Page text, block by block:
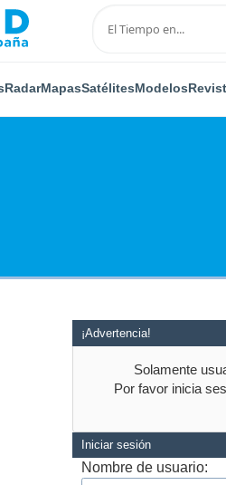
RadarMapasSatélitesModelos
¡Advertencia!
Solamente
Por favor inicia
Iniciar sesión
Nombre de usuario: